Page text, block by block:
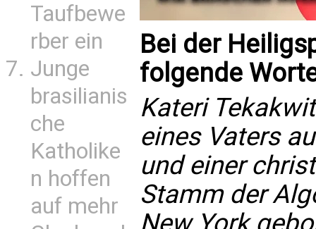
Taufbewe
rber ein
Junge
brasilianis
che
Katholike
n hoffen
auf mehr
Bei der
folgende
Kateri
eines Vaters
und einer
Stamm der